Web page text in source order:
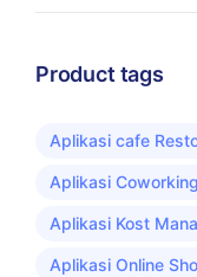
Product tags
Aplikasi cafe
Aplikasi
Aplikasi Kost
Aplikasi Online